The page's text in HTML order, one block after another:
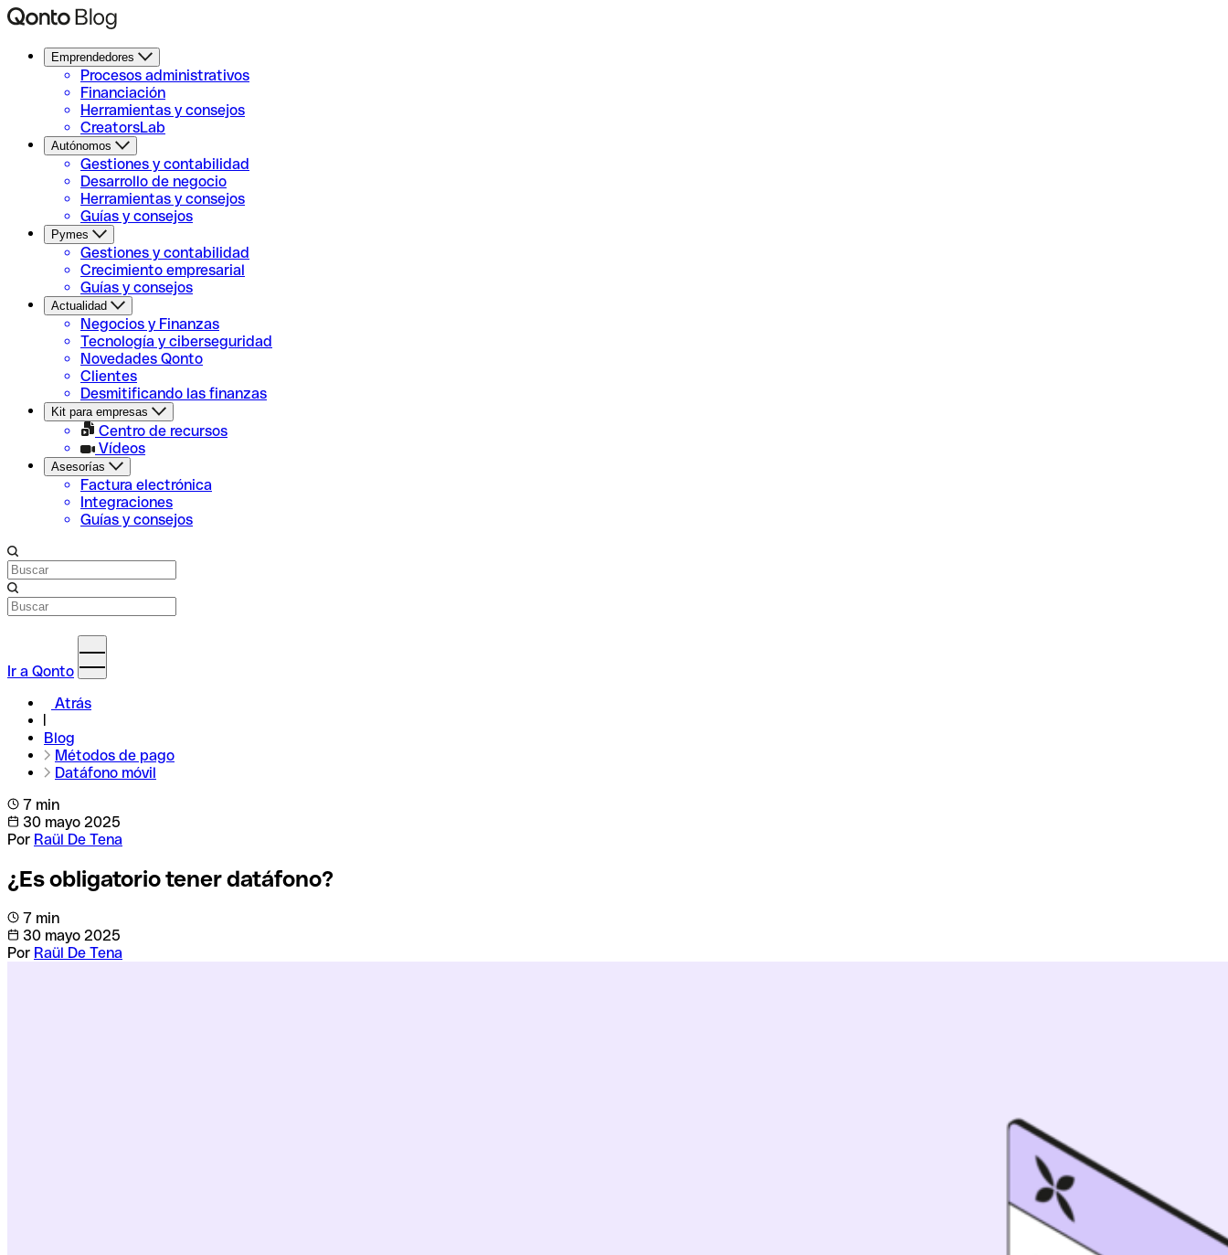
Emprendedores
Procesos administrativos
Financiación
Herramientas y consejos
CreatorsLab
Autónomos
Gestiones y contabilidad
Desarrollo de negocio
Herramientas y consejos
Guías y consejos
Pymes
Gestiones y contabilidad
Crecimiento empresarial
Guías y consejos
Actualidad
Negocios y Finanzas
Tecnología y ciberseguridad
Novedades Qonto
Clientes
Desmitificando las finanzas
Kit para empresas
Centro de recursos
Vídeos
Asesorías
Factura electrónica
Integraciones
Guías y consejos
Ir a Qonto
Atrás
Blog
Métodos de pago
Datáfono móvil
7 min
30 mayo 2025
Por Raül De Tena
¿Es obligatorio tener datáfono?
7 min
30 mayo 2025
Por Raül De Tena